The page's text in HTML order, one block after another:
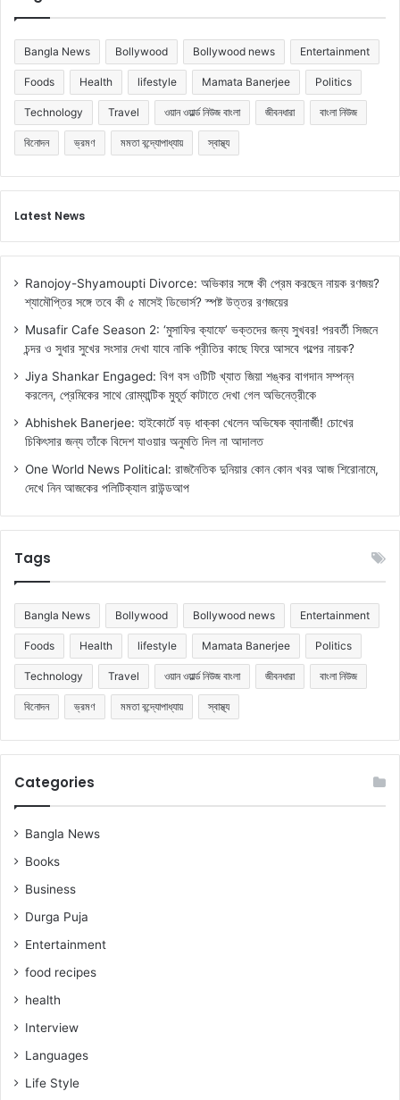
Bangla News Bollywood Bollywood news Entertainment
Foods Health lifestyle Mamata Banerjee Politics
Technology Travel ওয়ান ওয়ার্ল্ড নিউজ বাংলা জীবনধারা বাংলা নিউজ
বিনোদন ভ্রমণ মমতা বন্দ্যোপাধ্যায় স্বাস্থ্য
Latest News
Ranojoy-Shyamoupti Divorce: অভিকার সঙ্গে কী প্রেম করছেন নায়ক রণজয়?
শ্যামৌপ্তির সঙ্গে তবে কী ৫ মাসেই ডিভোর্স? স্পষ্ট উত্তর রণজয়ের
Musafir Cafe Season 2: ‘মুসাফির ক্যাফে’ ভক্তদের জন্য সুখবর! পরবর্তী সিজনে
চন্দর ও সুধার সুখের সংসার দেখা যাবে নাকি প্রীতির কাছে ফিরে আসবে গল্পের নায়ক?
Jiya Shankar Engaged: বিগ বস ওটিটি খ্যাত জিয়া শঙ্কর বাগদান সম্পন্ন
করলেন, প্রেমিকের সাথে রোম্যান্টিক মুহূর্ত কাটাতে দেখা গেল অভিনেত্রীকে
Abhishek Banerjee: হাইকোর্টে বড় ধাক্কা খেলেন অভিষেক ব্যানার্জী! চোখের
চিকিৎসার জন্য তাঁকে বিদেশ যাওয়ার অনুমতি দিল না আদালত
One World News Political: রাজনৈতিক দুনিয়ার কোন কোন খবর আজ শিরোনামে,
দেখে নিন আজকের পলিটিক্যাল রাউন্ডআপ
Tags
Bangla News Bollywood Bollywood news Entertainment
Foods Health lifestyle Mamata Banerjee Politics
Technology Travel ওয়ান ওয়ার্ল্ড নিউজ বাংলা জীবনধারা বাংলা নিউজ
বিনোদন ভ্রমণ মমতা বন্দ্যোপাধ্যায় স্বাস্থ্য
Categories
Bangla News
Books
Business
Durga Puja
Entertainment
food recipes
health
Interview
Languages
Life Style